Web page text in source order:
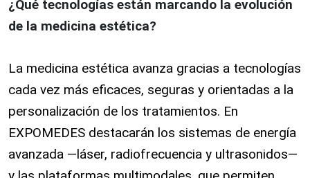
¿Qué tecnologías están marcando la evolución
de la medicina estética?
La medicina estética avanza gracias a tecnologías
cada vez más eficaces, seguras y orientadas a la
personalización de los tratamientos. En
EXPOMEDES destacarán los sistemas de energía
avanzada —láser, radiofrecuencia y ultrasonidos—